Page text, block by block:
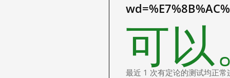
可以
最近 1 次有定论的测试均正常